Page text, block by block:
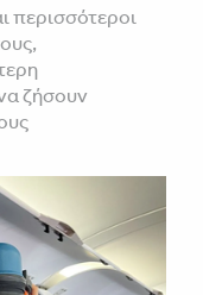
περισσότεροι
ζήσουν